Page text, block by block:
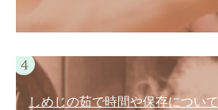
しめじの茹で時間や保存について